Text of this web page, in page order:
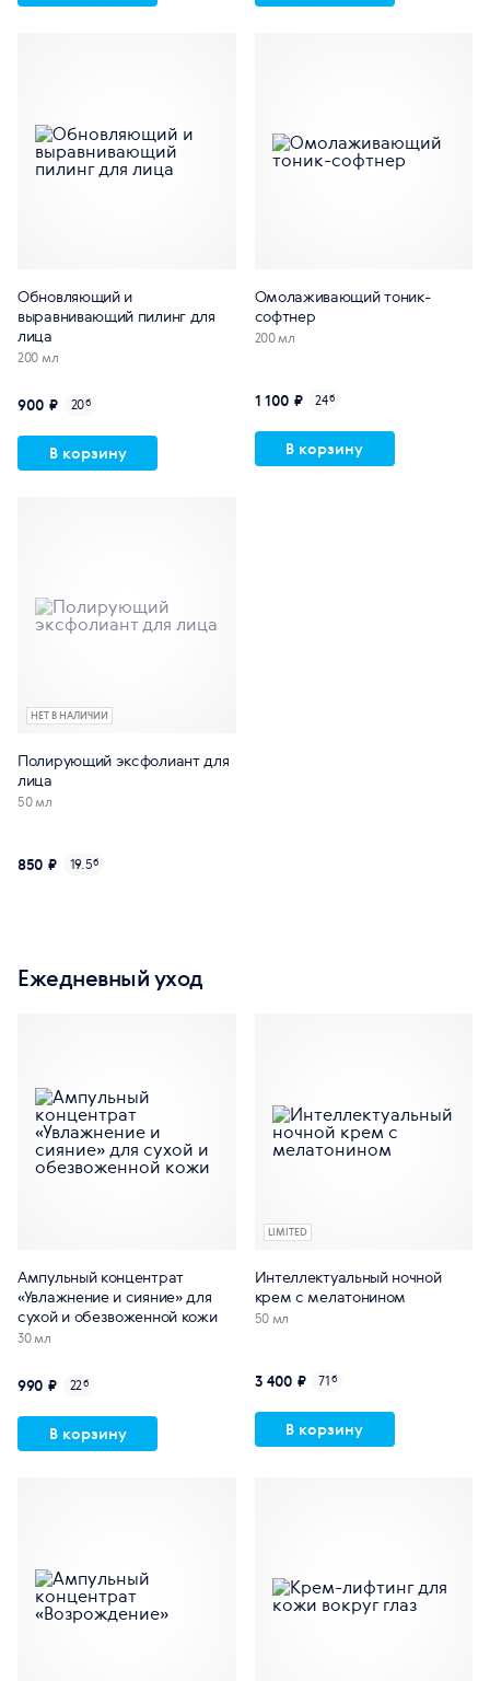
Обновляющий и
выравнивающий пилинг для
лица
200 мл
900 ₽ 20б
В корзину
Омолаживающий тоник-
софтнер
200 мл
1 100 ₽ 24б
В корзину
НЕТ В НАЛИЧИИ
Полирующий эксфолиант для
лица
50 мл
850 ₽ 19.5б
Ежедневный уход
Ампульный концентрат
«Увлажнение и сияние» для
сухой и обезвоженной кожи
30 мл
990 ₽ 22б
В корзину
LIMITED
Интеллектуальный ночной
крем с мелатонином
50 мл
3 400 ₽ 71б
В корзину